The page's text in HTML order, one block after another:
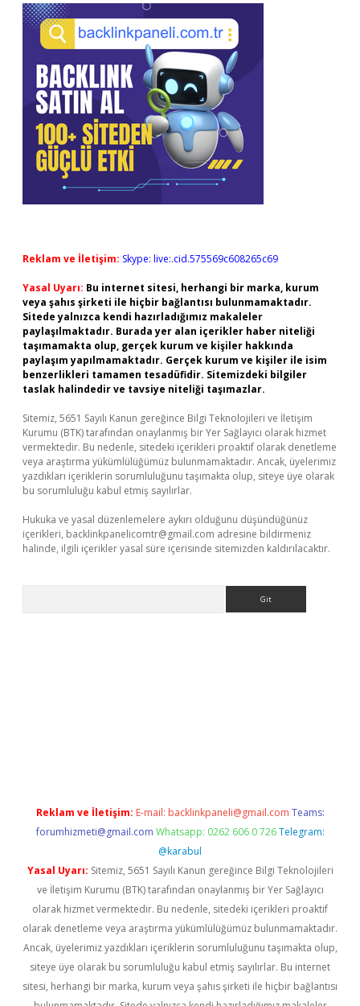
Reklam ve İletişim: Skype: live:.cid.575569c608265c69
Yasal Uyarı: Bu internet sitesi, herhangi bir marka, kurum
veya şahıs şirketi ile hiçbir bağlantısı bulunmamaktadır.
Sitede yalnızca kendi hazırladığımız makaleler
paylaşılmaktadır. Burada yer alan içerikler haber niteliği
taşımamakta olup, gerçek kurum ve kişiler hakkında
paylaşım yapılmamaktadır. Gerçek kurum ve kişiler ile isim
benzerlikleri tamamen tesadüfidir. Sitemizdeki bilgiler
taslak halindedir ve tavsiye niteliği taşımazlar.
Sitemiz, 5651 Sayılı Kanun gereğince Bilgi Teknolojileri ve İletişim
Kurumu (BTK) tarafından onaylanmış bir Yer Sağlayıcı olarak hizmet
vermektedir. Bu nedenle, sitedeki içerikleri proaktif olarak denetleme
veya araştırma yükümlülüğümüz bulunmamaktadır. Ancak, üyelerimiz
yazdıkları içeriklerin sorumluluğunu taşımakta olup, siteye üye olarak
bu sorumluluğu kabul etmiş sayılırlar.
Hukuka ve yasal düzenlemelere aykırı olduğunu düşündüğünüz
içerikleri, backlinkpanelicomtr@gmail.com adresine bildirmeniz
halinde, ilgili içerikler yasal süre içerisinde sitemizden kaldırılacaktır.
Reklam ve İletişim: E-mail: backlinkpaneli@gmail.com Teams:
forumhizmeti@gmail.com Whatsapp: 0262 606 0 726 Telegram:
@karabul
Yasal Uyarı: Sitemiz, 5651 Sayılı Kanun gereğince Bilgi Teknolojileri
ve İletişim Kurumu (BTK) tarafından onaylanmış bir Yer Sağlayıcı
olarak hizmet vermektedir. Bu nedenle, sitedeki içerikleri proaktif
olarak denetleme veya araştırma yükümlülüğümüz bulunmamaktadır.
Ancak, üyelerimiz yazdıkları içeriklerin sorumluluğunu taşımakta olup,
siteye üye olarak bu sorumluluğu kabul etmiş sayılırlar. Bu internet
sitesi, herhangi bir marka, kurum veya şahıs şirketi ile hiçbir bağlantısı